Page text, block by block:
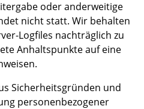
oder anderweitige
nicht statt. Wir behalten
Logfiles nachträglich zu
Anhaltspunkte auf eine
Sicherheitsgründen und
personenbezogener